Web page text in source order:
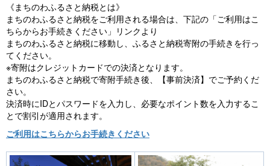
《まちのわふるさと納税とは》
まちのわふるさと納税をご利用される場合は、下記の「ご利用はこ
ちらからお手続きください」リンクより
まちのわふるさと納税に移動し、ふるさと納税寄附の手続きを行っ
てください。
※寄附はクレジットカードでの決済となります。
まちのわふるさと納税で寄附手続き後、【事前決済】でご予約くだ
さい。
決済時にIDとパスワードを入力し、必要なポイント数を入力するこ
とで割引が適用されます。
ご利用はこちらからお手続きください